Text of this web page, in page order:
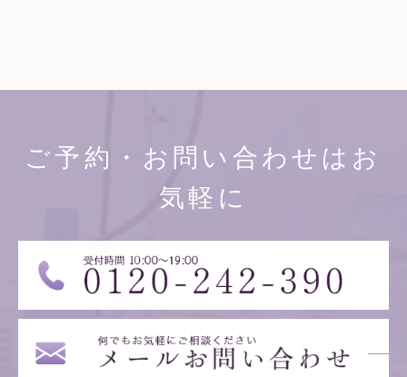
ご予約・お問い合わせはお
気軽に